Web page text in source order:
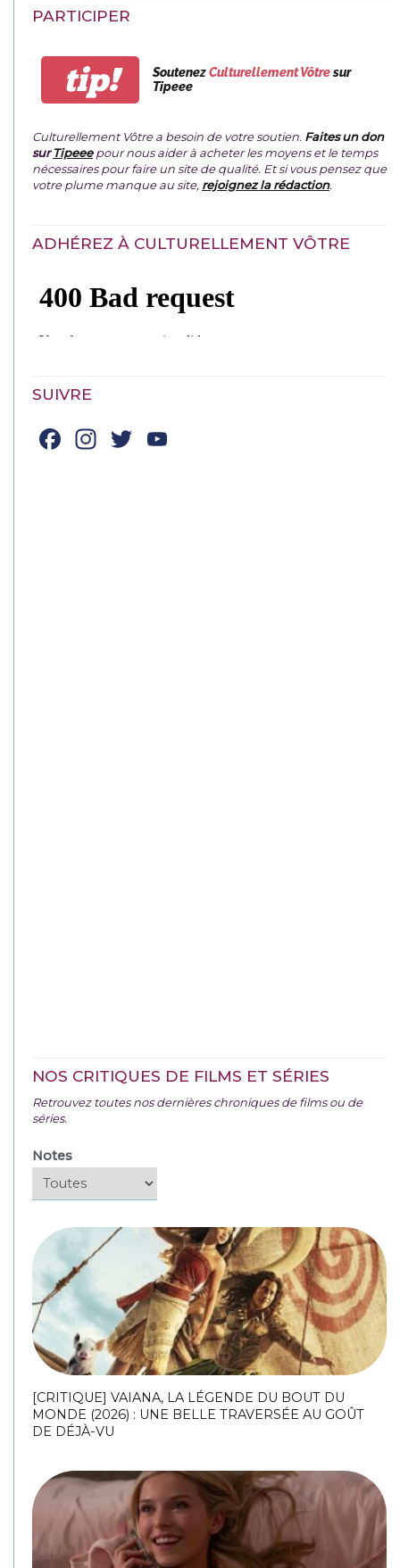
PARTICIPER
tip! SoutenezCulturellement Vôtresur
Tipeee
Culturellement Vôtre a besoin de votre soutien. Faites un don
surTipeeepour nous aider à acheter les moyens et le temps
nécessaires pour faire un site de qualité. Et si vous pensez que
votre plume manque au site, rejoignez la rédaction.
ADHÉREZ À CULTURELLEMENT VÔTRE
SUIVRE
Facebook
Instagram
Twitter
NOS CRITIQUES DE FILMS ET SÉRIES
Retrouvez toutes nos dernières chroniques de films ou de
séries.
Notes
[CRITIQUE] VAIANA, LA LÉGENDE DU BOUT DU
MONDE (2026) : UNE BELLE TRAVERSÉE AU GOÛT
DE DÉJÀ-VU